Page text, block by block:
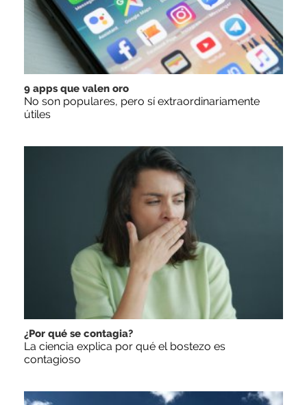
9 apps que valen oro
No son populares, pero sí extraordinariamente
útiles
¿Por qué se contagia?
La ciencia explica por qué el bostezo es
contagioso